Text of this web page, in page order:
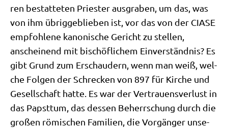
ren bestat­te­ten Prie­ster aus­gra­ben, um das, was
von ihm übrig­ge­blie­ben ist, vor das von der CIASE
emp­foh­le­ne kano­ni­sche Gericht zu stel­len,
anschei­nend mit bischöf­li­chem Ein­ver­ständ­nis? Es
gibt Grund zum Erschau­dern, wenn man weiß, wel­
che Fol­gen der Schrecken von 897 für Kir­che und
Gesell­schaft hat­te. Es war der Ver­trau­ens­ver­lust in
das Papst­tum, das des­sen Beherr­schung durch die
gro­ßen römi­schen Fami­li­en, die Vor­gän­ger unse­